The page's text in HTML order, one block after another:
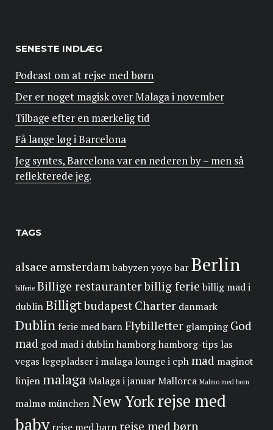
SENESTE INDLÆG
Podcast om at rejse med børn
Der er noget magisk over Malaga i november
Tilbage efter en mærkelig tid
Få lange løg i Barcelona
Jeg syntes, Barcelona var en nederen by – men så
reflekterede jeg.
TAGS
alsace amsterdambabyzen yoyobarBerlin
bilferie Billige restauranterbillig ferie billig mad i
dublinBilligtbudapestCharter danmark
Dublin ferie med barnFlybilletter glamping God
mad god mad i dublinhamborghamborg-tips las
vegas legepladser i malaga lounge i cphmad maginot
linjenmalagaMalaga i januarMallorca Malmo med born
malmø münchenNew Yorkrejse med
baby
rejse med børn